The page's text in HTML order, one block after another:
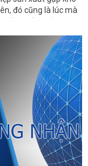
đó cũng là lúc mà
nội thất, m